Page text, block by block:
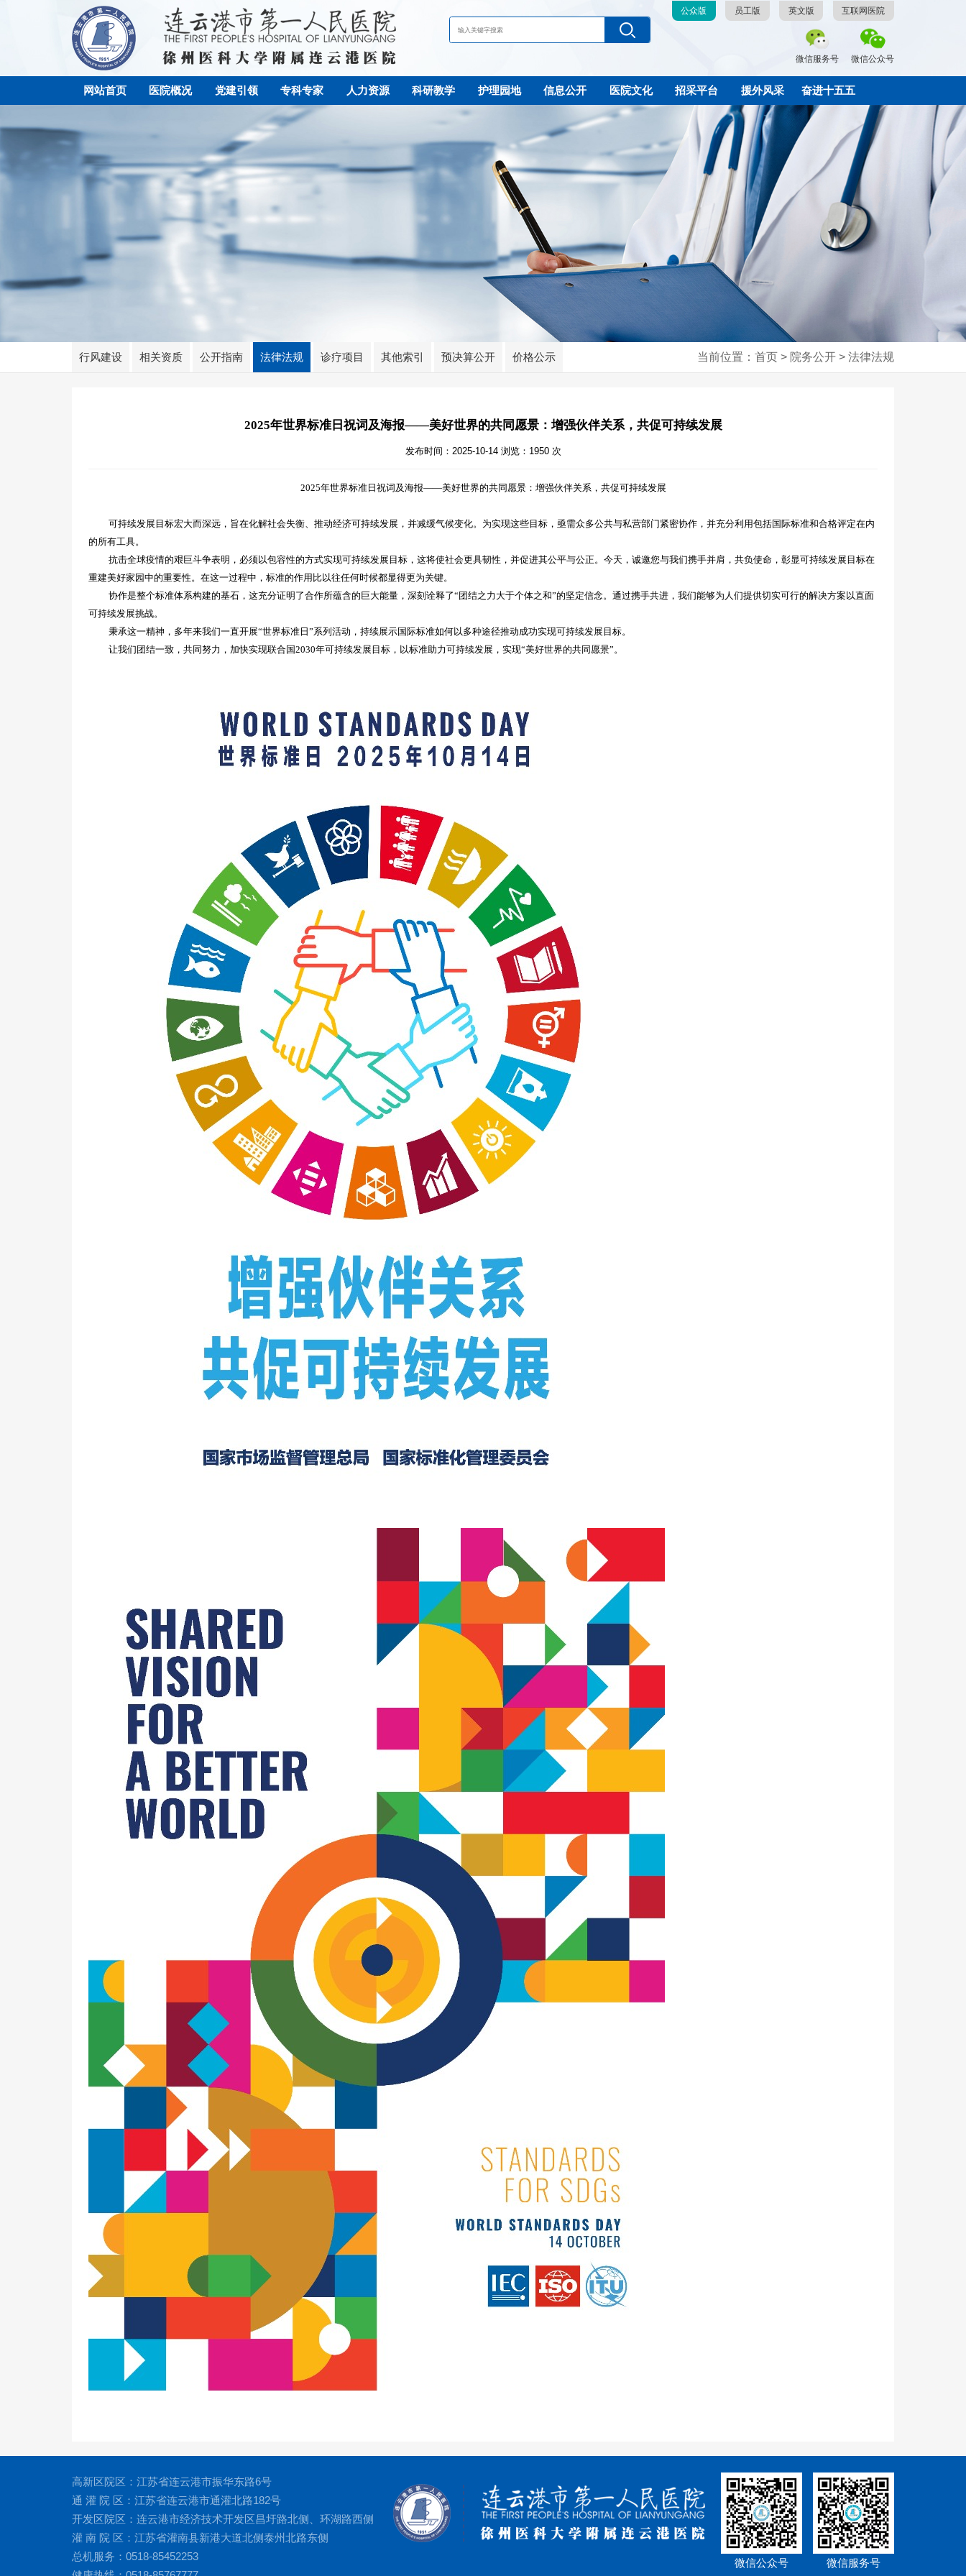
公众版 员工版 英文版 互联网医院
微信服务号 微信公众号
网站首页 医院概况 党建引领 专科专家 人力资源 科研教学 护理园地 信息公开 医院文化 招采平台 援外风采 奋进十五五
行风建设 相关资质 公开指南 法律法规 诊疗项目 其他索引 预决算公开 价格公示 当前位置：首页 > 院务公开 > 法律法规
2025年世界标准日祝词及海报——美好世界的共同愿景：增强伙伴关系，共促可持续发展
发布时间：2025-10-14 浏览：1950 次
2025年世界标准日祝词及海报——美好世界的共同愿景：增强伙伴关系，共促可持续发展
可持续发展目标宏大而深远，旨在化解社会失衡、推动经济可持续发展，并减缓气候变化。为实现这些目标，亟需众多公共与私营部门紧密协作，并充分利用包括国际标准和合格评定在内
的所有工具。
抗击全球疫情的艰巨斗争表明，必须以包容性的方式实现可持续发展目标，这将使社会更具韧性，并促进其公平与公正。今天，诚邀您与我们携手并肩，共负使命，彰显可持续发展目标在
重建美好家园中的重要性。在这一过程中，标准的作用比以往任何时候都显得更为关键。
协作是整个标准体系构建的基石，这充分证明了合作所蕴含的巨大能量，深刻诠释了“团结之力大于个体之和”的坚定信念。通过携手共进，我们能够为人们提供切实可行的解决方案以直面
可持续发展挑战。
秉承这一精神，多年来我们一直开展“世界标准日”系列活动，持续展示国际标准如何以多种途径推动成功实现可持续发展目标。
让我们团结一致，共同努力，加快实现联合国2030年可持续发展目标，以标准助力可持续发展，实现“美好世界的共同愿景”。
高新区院区：江苏省连云港市振华东路6号
通 灌 院 区：江苏省连云港市通灌北路182号
开发区院区：连云港市经济技术开发区昌圩路北侧、环湖路西侧
灌 南 院 区：江苏省灌南县新港大道北侧泰州北路东侧
总机服务：0518-85452253
微信公众号 微信服务号